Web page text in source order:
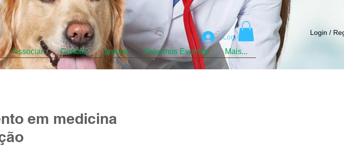
Login /
Associar Contato preços Próximos Eventos Mais...
Login
em medicina